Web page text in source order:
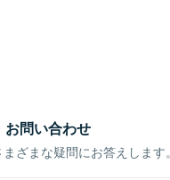
お問い合わせ
ざまな疑問にお答えします。